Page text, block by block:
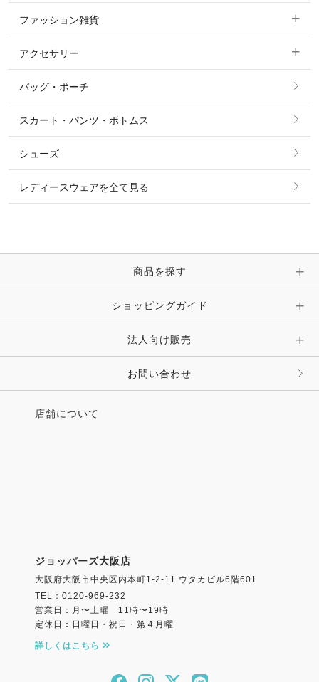
ニット・セーター
シャツ・ブラウス・ワンピース
ショージャケット
ショーシャツ
ファッション雑貨
すべてのファッション雑貨
ソックス
ベルト
時計・財布・キーケース・革小物
キーホルダー・チャーム・ストラップ
その他 ファッション雑貨
アクセサリー
すべてのアクセサリー
リング
ピアス・イヤリング
ピン・ブローチ・コサージュ
その他 アクセサリー
バッグ・ポーチ
スカート・パンツ・ボトムス
シューズ
レディースウェアを全て見る
商品を探す
ショッピングガイド
法人向け販売
お問い合わせ
店舗について
ジョッパーズ大阪店
大阪府大阪市中央区内本町1-2-11 ウタカビル6階601
TEL：0120-969-232
営業日：月〜土曜 11時〜19時
定休日：日曜日・祝日・第４月曜
詳しくはこちら